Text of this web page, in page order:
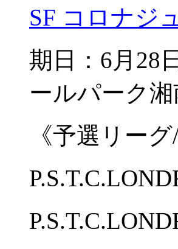
SF コロナジ
期日：6月
ールパーク
《予選リー